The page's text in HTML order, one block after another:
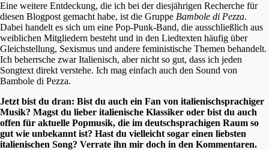
Eine weitere Entdeckung, die ich bei der diesjährigen Recherche für
diesen Blogpost gemacht habe, ist die Gruppe Bambole di Pezza.
Dabei handelt es sich um eine Pop-Punk-Band, die ausschließlich aus
weiblichen Mitgliedern besteht und in den Liedtexten häufig über
Gleichstellung, Sexismus und andere feministische Themen behandelt.
Ich beherrsche zwar Italienisch, aber nicht so gut, dass ich jeden
Songtext direkt verstehe. Ich mag einfach auch den Sound von
Bambole di Pezza.
Jetzt bist du dran: Bist du auch ein Fan von italienischsprachiger
Musik? Magst du lieber italienische Klassiker oder bist du auch
offen für aktuelle Popmusik, die im deutschsprachigen Raum so
gut wie unbekannt ist? Hast du vielleicht sogar einen liebsten
italienischen Song? Verrate ihn mir doch in den Kommentaren.